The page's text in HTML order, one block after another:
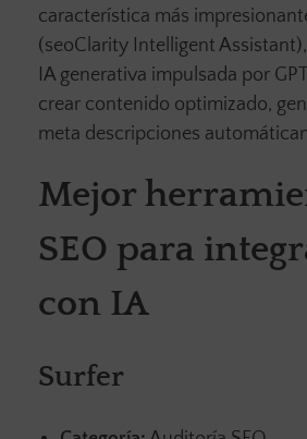
característica más
(seoClarity Intelligent
IA generativa impulsada por
crear contenido optimizado,
meta descripciones
Mejor
SEO para
con IA
Surfer